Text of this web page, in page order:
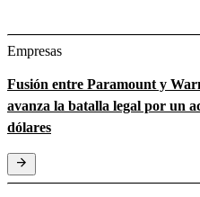
Empresas
Fusión entre Paramount y
avanza la batalla legal por un
dólares